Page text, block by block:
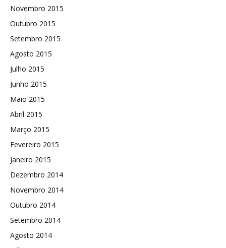
Novembro 2015
Outubro 2015
Setembro 2015
Agosto 2015
Julho 2015
Junho 2015
Maio 2015
Abril 2015
Março 2015
Fevereiro 2015
Janeiro 2015
Dezembro 2014
Novembro 2014
Outubro 2014
Setembro 2014
Agosto 2014